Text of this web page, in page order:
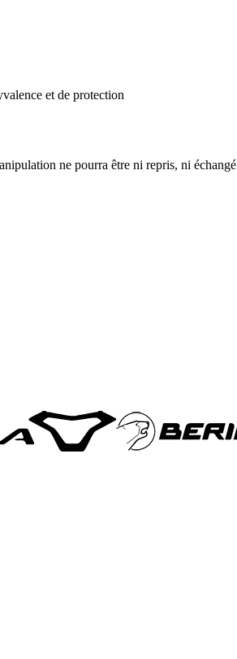
et de protection
ne pourra être ni repris, ni échangé